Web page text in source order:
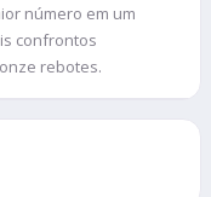
número em um
confrontos
rebotes.